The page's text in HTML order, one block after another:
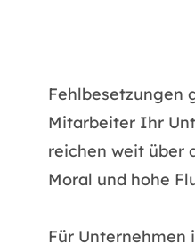
Fehlbesetzungen
Mitarbeiter Ihr
reichen weit über
Moral und hohe
Für Unternehmen